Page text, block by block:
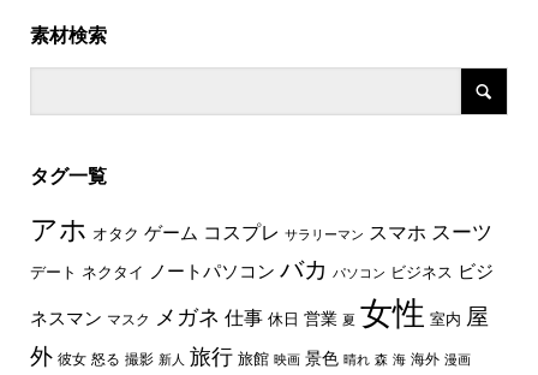
素材検索
タグ一覧
アホ オタク ゲーム コスプレ サラリーマン スマホ スーツ
デート ネクタイ ノートパソコン バカ パソコン ビジネス ビジ
ネスマン マスク メガネ 仕事 休日 営業 夏 女性 室内 屋
外 彼女 怒る 撮影 新人 旅行 旅館 映画 景色 晴れ 森 海 海外 漫画